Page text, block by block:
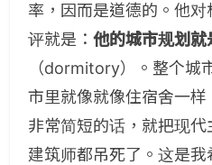
率，因而是道德的。他
评就是：他的城市规划
（dormitory）。整个城
市里就像就像住宿舍一
非常简短的话，就把现
建筑师都吊死了。这是我